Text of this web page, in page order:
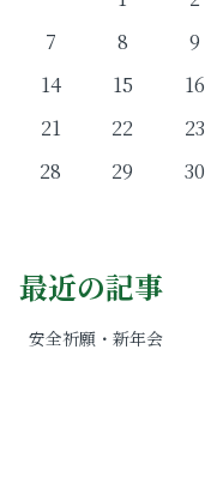
7
8 9
14
15 16
21
22 23
28
29 30
最近の記事
安全祈願・新年会